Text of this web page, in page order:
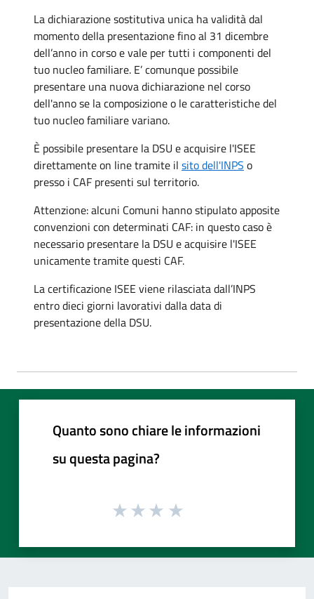
La dichiarazione sostitutiva unica ha validità dal
momento della presentazione fino al 31 dicembre
dell’anno in corso e vale per tutti i componenti del
tuo nucleo familiare. E’ comunque possibile
presentare una nuova dichiarazione nel corso
dell'anno se la composizione o le caratteristiche del
tuo nucleo familiare variano.
È possibile presentare la DSU e acquisire l'ISEE
direttamente on line tramite il sito dell'INPS o
presso i CAF presenti sul territorio.
Attenzione: alcuni Comuni hanno stipulato apposite
convenzioni con determinati CAF: in questo caso è
necessario presentare la DSU e acquisire l'ISEE
unicamente tramite questi CAF.
La certificazione ISEE viene rilasciata dall’INPS
entro dieci giorni lavorativi dalla data di
presentazione della DSU.
Quanto sono chiare le informazioni
su questa pagina?